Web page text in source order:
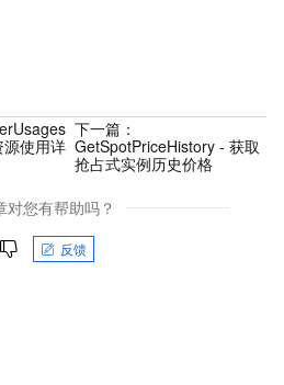
使用详
下一篇：
GetSpotPriceHistory - 获取
抢占式实例历史价格
对您有帮助吗？
反馈